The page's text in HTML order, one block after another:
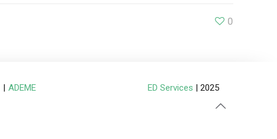
0
| ADEME ED Services | 2025